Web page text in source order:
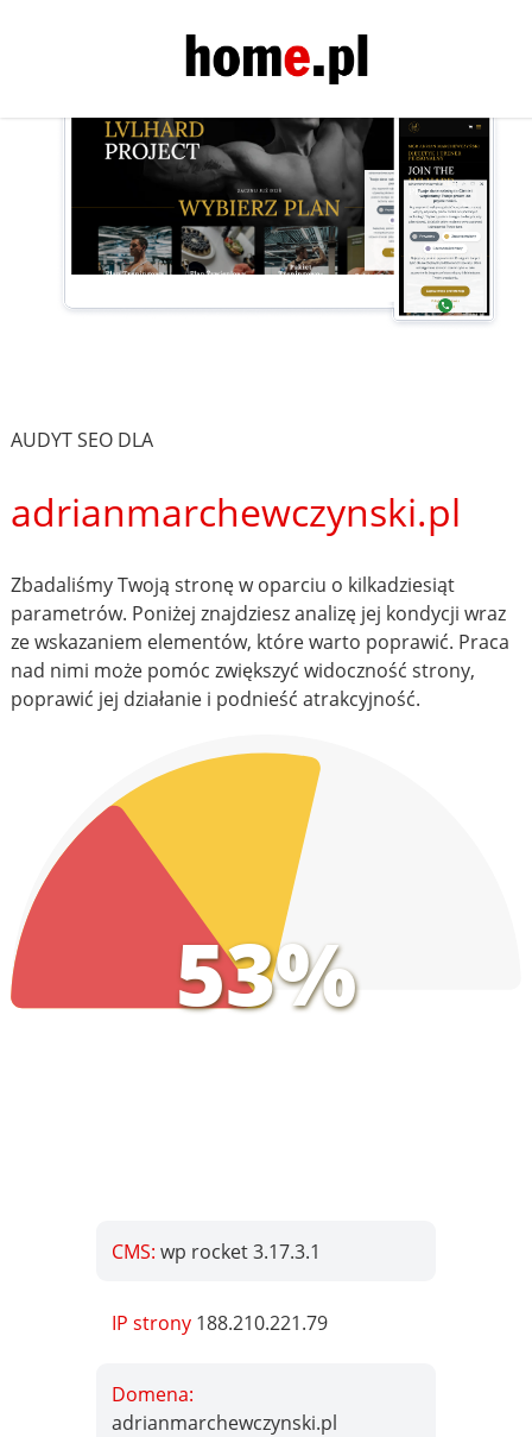
AUDYT SEO DLA
adrianmarchewczynski.pl
Zbadaliśmy Twoją stronę w oparciu o kilkadziesiąt
parametrów. Poniżej znajdziesz analizę jej kondycji wraz
ze wskazaniem elementów, które warto poprawić. Praca
nad nimi może pomóc zwiększyć widoczność strony,
poprawić jej działanie i podnieść atrakcyjność.
53%
CMS:wp rocket 3.17.3.1
IP strony 188.210.221.79
Domena:
adrianmarchewczynski.pl